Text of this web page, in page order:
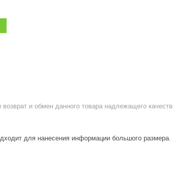
и обмен данного товара надлежащего
для нанесения информации большого размера.